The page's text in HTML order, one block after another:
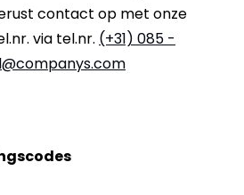
contact op met onze
via tel.nr. (+31) 085 -